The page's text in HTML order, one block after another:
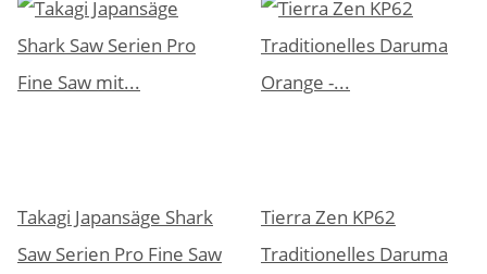
Takagi Japansäge Shark
Saw Serien Pro Fine Saw
Tierra Zen KP62
Traditionelles Daruma